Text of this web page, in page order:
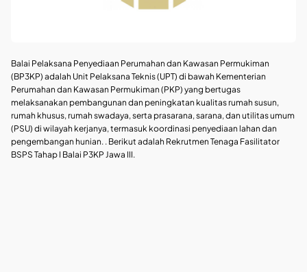
Balai Pelaksana Penyediaan Perumahan dan Kawasan Permukiman
(BP3KP) adalah Unit Pelaksana Teknis (UPT) di bawah Kementerian
Perumahan dan Kawasan Permukiman (PKP) yang bertugas
melaksanakan pembangunan dan peningkatan kualitas rumah susun,
rumah khusus, rumah swadaya, serta prasarana, sarana, dan utilitas umum
(PSU) di wilayah kerjanya, termasuk koordinasi penyediaan lahan dan
pengembangan hunian. . Berikut adalah Rekrutmen Tenaga Fasilitator
BSPS Tahap I Balai P3KP Jawa III.